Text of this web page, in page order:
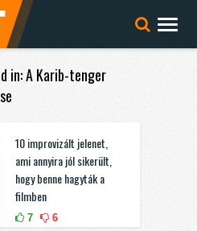
in: A Karib-tenger
10 improvizált jelenet,
ami annyira jól sikerült,
hogy benne hagyták a
filmben
7 6